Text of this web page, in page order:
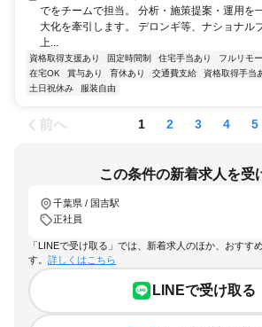
でをチームで担当。 分析・施策提案・運用を
大化を牽引します。 デロンギ等、ナショナル
上...
資格取得支援あり 固定時間制 住宅手当あり フルリモ
在宅OK
賞与あり 育休あり 交通費支給 資格取得手当
土日祝休み
服装自由
前へ 1 2 3 4 5
この条件の新着求人を受
千葉県 / 国吉駅
正社員
「LINEで受け取る」では、新着求人のほか、おすす
す。 詳しくはこちら
LINEで受け取る